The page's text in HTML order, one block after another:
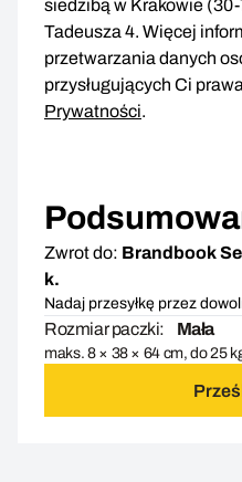
siedzibą w Krakowie
Tadeusza 4. Więcej
przetwarzania danych
przysługujących Ci
Prywatności.
Zwrot do: Brandbook
k.
Nadaj przesyłkę przez
Rozmiar paczki: Mała
maks. 8 × 38 × 64 cm, do 25